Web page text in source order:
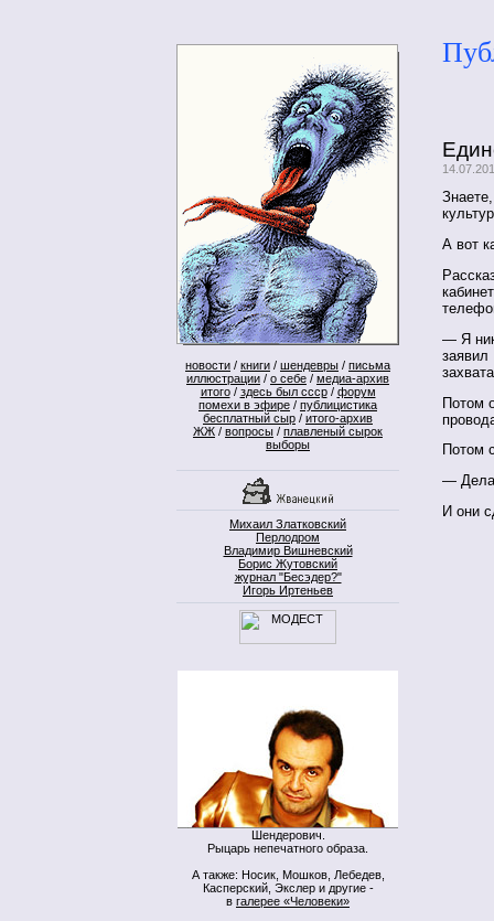
новости / книги / шендевры / письма
иллюстрации / о себе / медиа-архив
итого/ здесь был ссср/ форум
помехи в эфире / публицистика
бесплатный сыр / итого-архив
ЖЖ / вопросы / плавленый сырок
выборы
Михаил Златковский
Перлодром
Владимир Вишневский
Борис Жутовский
журнал "Бесэдер?"
Игорь Иртеньев
Шендерович.
Рыцарь непечатного образа.
А также: Носик, Мошков, Лебедев,
Касперский, Экслер и другие -
в галерее «Человеки»
А вот
— Я
Потом
Потом
—
И они